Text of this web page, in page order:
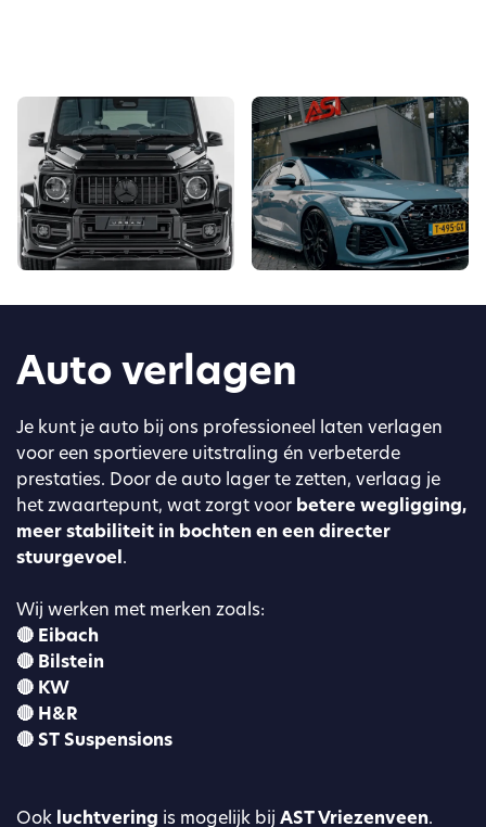
Auto verlagen
Je kunt je auto bij ons professioneel laten verlagen
voor een sportievere uitstraling én verbeterde
prestaties. Door de auto lager te zetten, verlaag je
het zwaartepunt, wat zorgt voor betere wegligging,
meer stabiliteit in bochten en een directer
stuurgevoel.
Wij werken met merken zoals:
🔴 Eibach
🔴 Bilstein
🔴 KW
🔴 H&R
🔴 ST Suspensions
Ook luchtvering is mogelijk bij AST Vriezenveen.